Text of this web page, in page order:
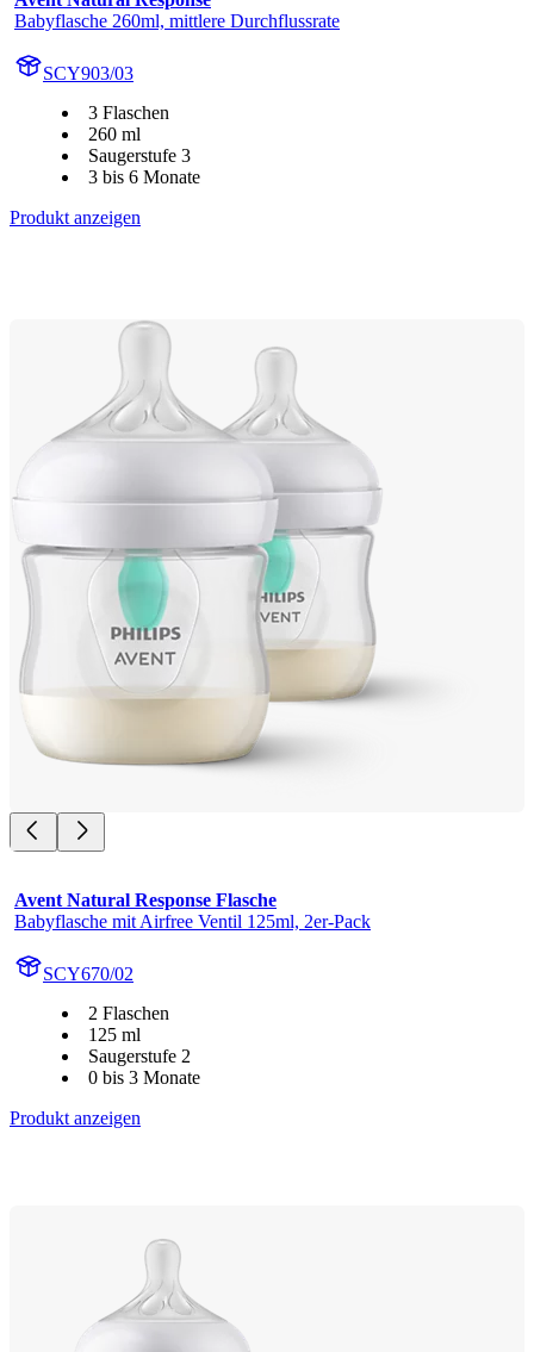
Babyflasche 260ml, mittlere Durchflussrate
SCY903/03
3 Flaschen
260 ml
Saugerstufe 3
3 bis 6 Monate
Produkt anzeigen
Avent Natural Response Flasche
Babyflasche mit Airfree Ventil 125ml, 2er-Pack
SCY670/02
2 Flaschen
125 ml
Saugerstufe 2
0 bis 3 Monate
Produkt anzeigen